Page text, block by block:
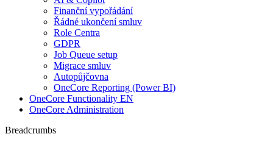
Finanční vypořádání
Řádné ukončení smluv
Role Centra
GDPR
Job Queue setup
Migrace smluv
Autopůjčovna
OneCore Reporting (Power BI)
OneCore Functionality EN
OneCore Administration
Breadcrumbs